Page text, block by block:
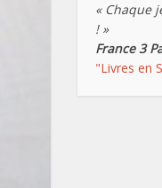
« Chaque
! »
France 3
"Livres en